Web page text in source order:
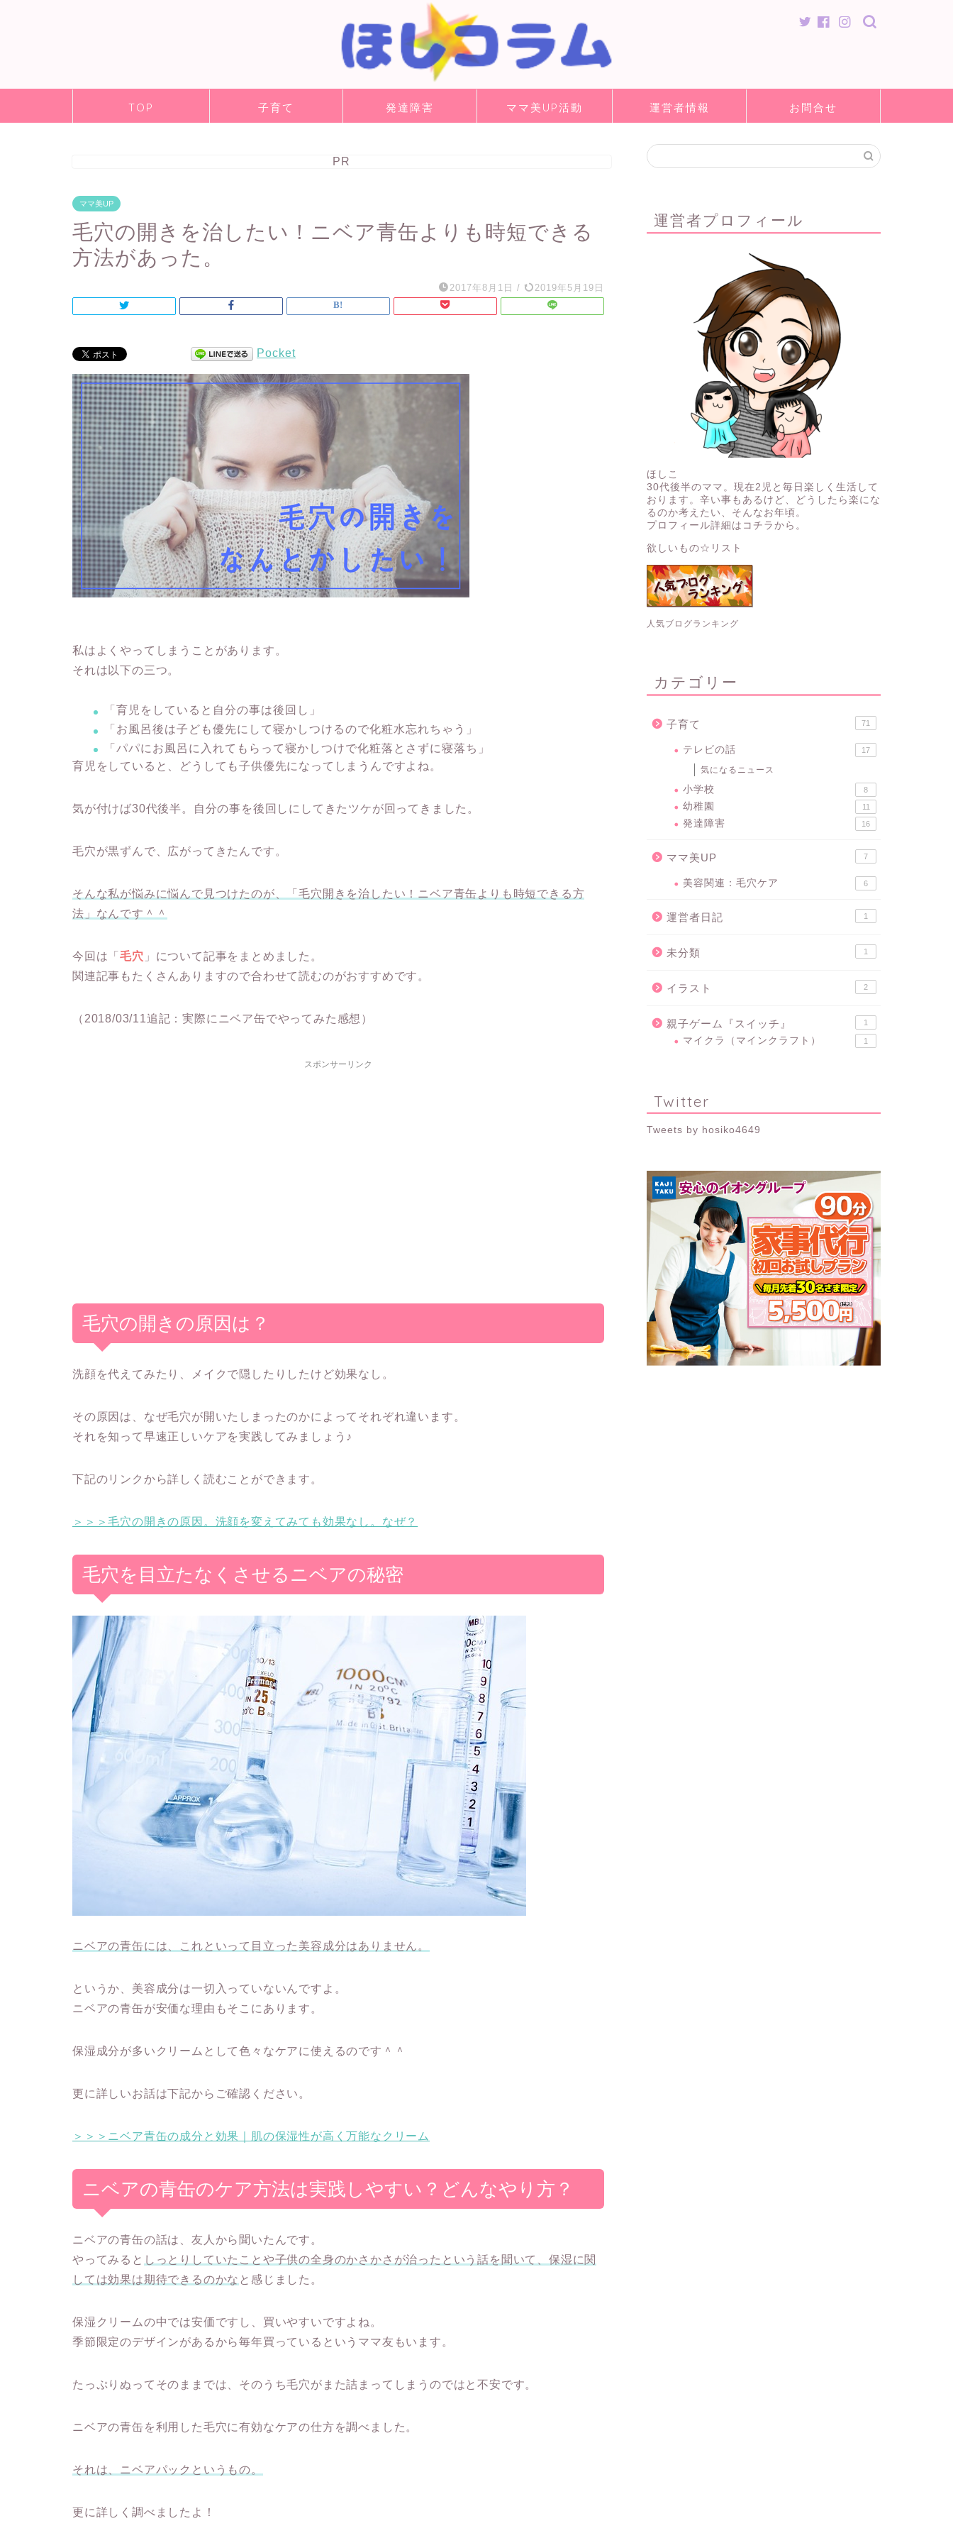
TOP 子育て 発達障害 ママ美UP活動 運営者情報 お問合せ
PR
ママ美UP
毛穴の開きを治したい！ニベア青缶よりも時短できる
方法があった。
2017年8月1日 / 2019年5月19日
Pocket
私はよくやってしまうことがあります。
それは以下の三つ。
「育児をしていると自分の事は後回し」
「お風呂後は子ども優先にして寝かしつけるので化粧水忘れちゃう」
「パパにお風呂に入れてもらって寝かしつけで化粧落とさずに寝落ち」
育児をしていると、どうしても子供優先になってしまうんですよね。
気が付けば30代後半。自分の事を後回しにしてきたツケが回ってきました。
毛穴が黒ずんで、広がってきたんです。
そんな私が悩みに悩んで見つけたのが、「毛穴開きを治したい！ニベア青缶よりも時短できる方
法」なんです＾＾
今回は「毛穴 」について記事をまとめました。
関連記事もたくさんありますので合わせて読むのがおすすめです。
（2018/03/11追記：実際にニベア缶でやってみた感想）
スポンサーリンク
毛穴の開きの原因は？
洗顔を代えてみたり、メイクで隠したりしたけど効果なし。
その原因は、なぜ毛穴が開いたしまったのかによってそれぞれ違います。
それを知って早速正しいケアを実践してみましょう♪
下記のリンクから詳しく読むことができます。
＞＞＞毛穴の開きの原因。洗顔を変えてみても効果なし。なぜ？
毛穴を目立たなくさせるニベアの秘密
ニベアの青缶には、これといって目立った美容成分はありません。
というか、美容成分は一切入っていないんですよ。
ニベアの青缶が安価な理由もそこにあります。
保湿成分が多いクリームとして色々なケアに使えるのです＾＾
更に詳しいお話は下記からご確認ください。
＞＞＞ニベア青缶の成分と効果｜肌の保湿性が高く万能なクリーム
ニベアの青缶のケア方法は実践しやすい？どんなやり方？
ニベアの青缶の話は、友人から聞いたんです。
やってみると しっとりしていたことや子供の全身のかさかさが治ったという話を聞いて、保湿に関
しては効果は期待できるのかな と感じました。
保湿クリームの中では安価ですし、買いやすいですよね。
季節限定のデザインがあるから毎年買っているというママ友もいます。
たっぷりぬってそのままでは、そのうち毛穴がまた詰まってしまうのではと不安です。
ニベアの青缶を利用した毛穴に有効なケアの仕方を調べました。
それは、ニベアパックというもの。
更に詳しく調べましたよ！
運営者プロフィール
ほしこ
30代後半のママ。現在2児と毎日楽しく生活して
おります。辛い事もあるけど、どうしたら楽にな
るのか考えたい、そんなお年頃。
プロフィール詳細はコチラから。
欲しいもの☆リスト
人気ブログランキング
カテゴリー
子育て 71
テレビの話 17
気になるニュース
小学校 8
幼稚園 11
発達障害 16
ママ美UP 7
美容関連：毛穴ケア 6
運営者日記 1
未分類 1
イラスト 2
親子ゲーム『スイッチ』 1
マイクラ（マインクラフト） 1
Twitter
Tweets by hosiko4649